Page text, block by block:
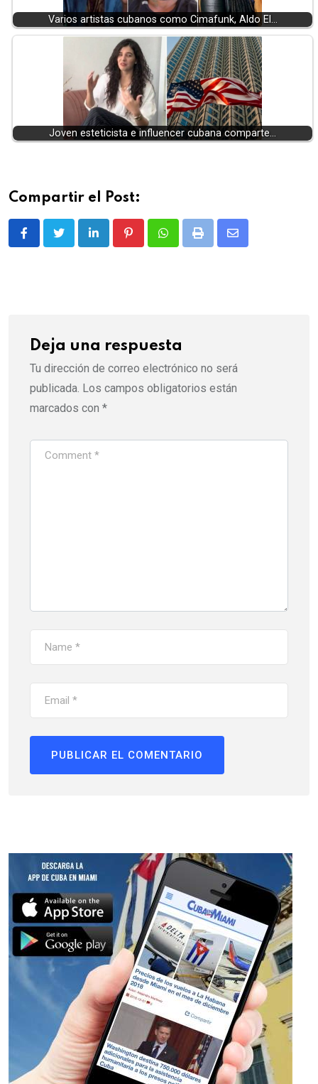
Varios artistas cubanos como Cimafunk, Aldo El…
Joven esteticista e influencer cubana comparte…
Compartir el Post:
LinkedIn PinterestWhatsappPrint
Share
Deja una respuesta
Tu dirección de correo electrónico no será
publicada. Los campos obligatorios están
marcados con *